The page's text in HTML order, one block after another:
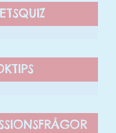
personligt
anpassat innehåll